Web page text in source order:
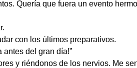
Quería que fuera un evento
con los últimos preparativos.
antes del gran día!”
y riéndonos de los nervios. Me